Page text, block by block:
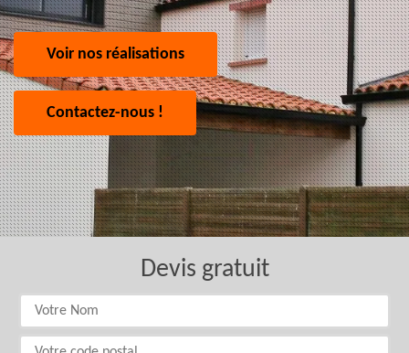
Voir nos réalisations
Contactez-nous !
Devis gratuit